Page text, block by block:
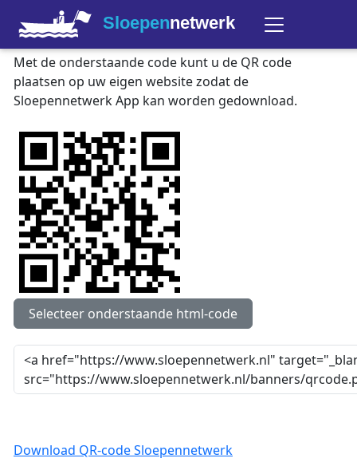
Sloepennetwerk
Met de onderstaande code kunt u de QR code
plaatsen op uw eigen website zodat de
Sloepennetwerk App kan worden gedownload.
Selecteer onderstaande html-code
Download QR-code Sloepennetwerk